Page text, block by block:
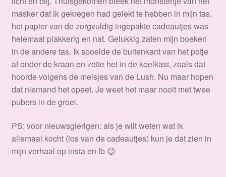
masker dat ik gekregen had gelekt te hebben in mijn tas,
het papier van de zorgvuldig ingepakte cadeautjes was
helemaal plakkerig en nat. Gelukkig zaten mijn boeken
in de andere tas. Ik spoelde de buitenkant van het potje
af onder de kraan en zette het in de koelkast, zoals dat
hoorde volgens de meisjes van de Lush. Nu maar hopen
dat niemand het opeet. Je weet het maar nooit met twee
pubers in de groei.
PS: voor nieuwsgierigen: als je wilt weten wat ik
allemaal kocht (los van de cadeautjes) kun je dat zien in
mijn verhaal op insta en fb 😉